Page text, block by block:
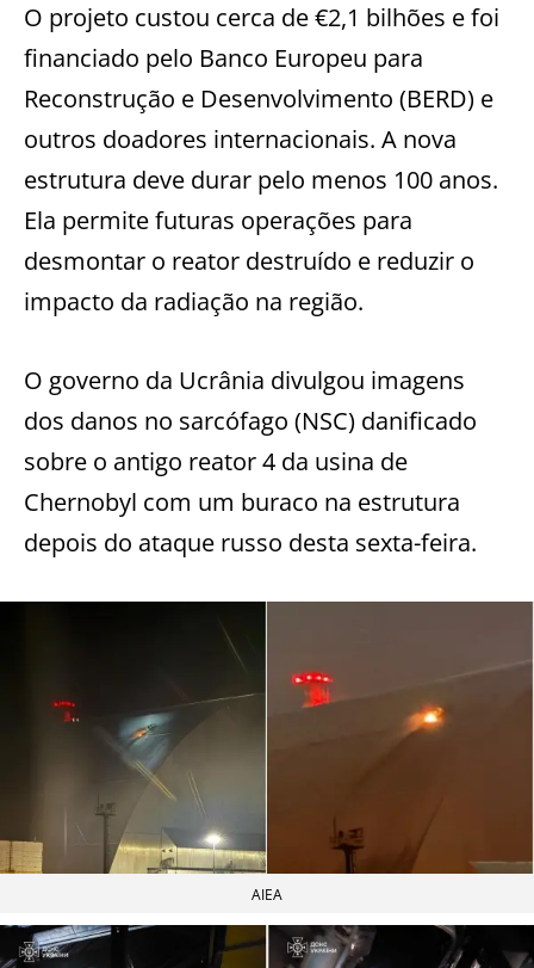
O projeto custou cerca de €2,1 bilhões e foi
financiado pelo Banco Europeu para
Reconstrução e Desenvolvimento (BERD) e
outros doadores internacionais. A nova
estrutura deve durar pelo menos 100 anos.
Ela permite futuras operações para
desmontar o reator destruído e reduzir o
impacto da radiação na região.
O governo da Ucrânia divulgou imagens
dos danos no sarcófago (NSC) danificado
sobre o antigo reator 4 da usina de
Chernobyl com um buraco na estrutura
depois do ataque russo desta sexta-feira.
AIEA